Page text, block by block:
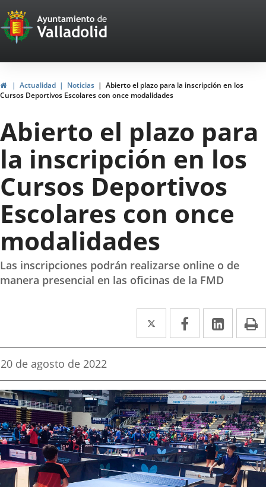
Portal
Web
del
Ayuntamiento
de
Valladolid
HomeActualidad Noticias
Abierto el plazo para la inscripción en los
Cursos Deportivos Escolares con once modalidades
Abierto el plazo para
la inscripción en los
Cursos Deportivos
Escolares con once
modalidades
Las inscripciones podrán realizarse online o de
manera presencial en las oficinas de la FMD
Twitter
Enlace
a
aplicación
externa.
Facebook
Enlace
a
aplicación
externa.
Enlace
a
Fecha
la
noticia
20 de agosto de 2022